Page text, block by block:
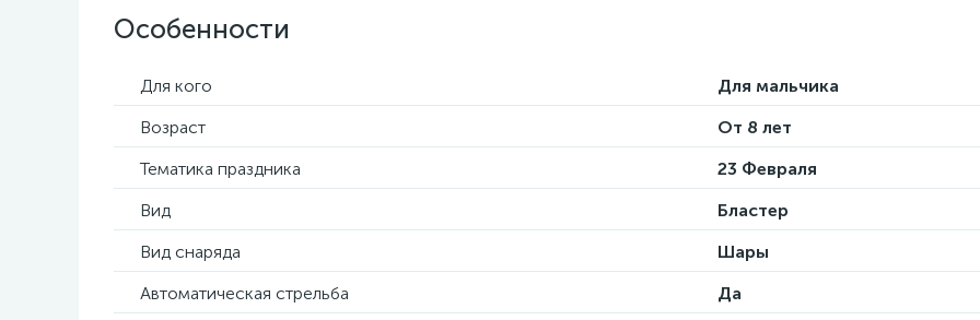
Особенности
Для кого
Для мальчика
Возраст
От 8 лет
Тематика праздника
23 Февраля
Вид
Бластер
Вид снаряда
Шары
Автоматическая стрельба
Да